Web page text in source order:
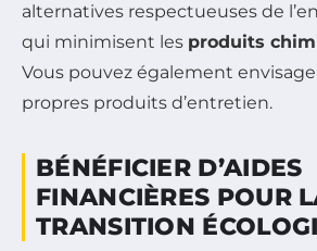
alternatives respectueuses de
qui minimisent les produits
Vous pouvez également
propres produits d’entretien.
BÉNÉFICIER D’AIDES
FINANCIÈRES POUR
TRANSITION